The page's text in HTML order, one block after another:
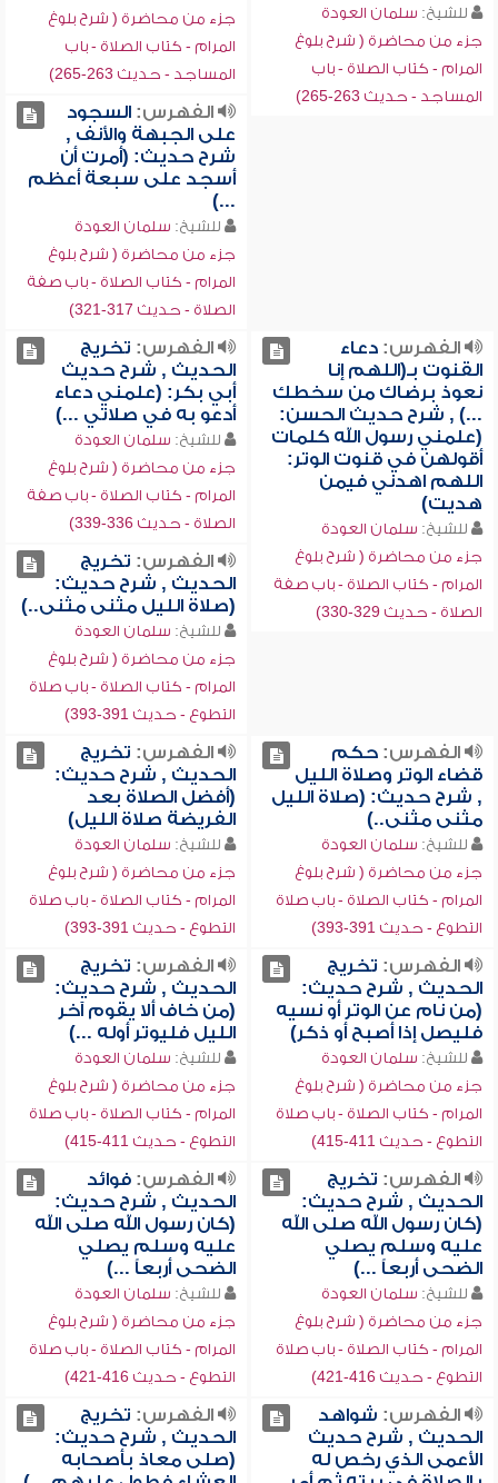
للشيخ: سلمان العودة
جزء من محاضرة ( شرح بلوغ
المرام - كتاب الصلاة - باب
المساجد - حديث 263-265)
جزء من محاضرة ( شرح بلوغ
المرام - كتاب الصلاة - باب
المساجد - حديث 263-265)
الفهرس:السجود
على الجبهة والأنف ,
شرح حديث: (أمرت أن
أسجد على سبعة أعظم
...)
للشيخ: سلمان العودة
جزء من محاضرة ( شرح بلوغ
المرام - كتاب الصلاة - باب صفة
الصلاة - حديث 317-321)
الفهرس:دعاء
القنوت بـ(اللهم إنا
نعوذ برضاك من سخطك
...) , شرح حديث الحسن:
(علمني رسول الله كلمات
أقولهن في قنوت الوتر:
اللهم اهدني فيمن
هديت)
للشيخ: سلمان العودة
جزء من محاضرة ( شرح بلوغ
المرام - كتاب الصلاة - باب صفة
الصلاة - حديث 329-330)
الفهرس: تخريج
الحديث , شرح حديث
أبي بكر: (علمني دعاء
أدعو به في صلاتي ...)
للشيخ: سلمان العودة
جزء من محاضرة ( شرح بلوغ
المرام - كتاب الصلاة - باب صفة
الصلاة - حديث 336-339)
الفهرس: تخريج
الحديث , شرح حديث:
(صلاة الليل مثنى مثنى..)
للشيخ: سلمان العودة
جزء من محاضرة ( شرح بلوغ
المرام - كتاب الصلاة - باب صلاة
التطوع - حديث 391-393)
الفهرس:حكم
قضاء الوتر وصلاة الليل
, شرح حديث: (صلاة الليل
مثنى مثنى..)
للشيخ: سلمان العودة
جزء من محاضرة ( شرح بلوغ
المرام - كتاب الصلاة - باب صلاة
التطوع - حديث 391-393)
الفهرس: تخريج
الحديث , شرح حديث:
(أفضل الصلاة بعد
الفريضة صلاة الليل)
للشيخ: سلمان العودة
جزء من محاضرة ( شرح بلوغ
المرام - كتاب الصلاة - باب صلاة
التطوع - حديث 391-393)
الفهرس: تخريج
الحديث , شرح حديث:
(من نام عن الوتر أو نسيه
فليصل إذا أصبح أو ذكر)
للشيخ: سلمان العودة
جزء من محاضرة ( شرح بلوغ
المرام - كتاب الصلاة - باب صلاة
التطوع - حديث 411-415)
الفهرس: تخريج
الحديث , شرح حديث:
(من خاف ألا يقوم آخر
الليل فليوتر أوله ...)
للشيخ: سلمان العودة
جزء من محاضرة ( شرح بلوغ
المرام - كتاب الصلاة - باب صلاة
التطوع - حديث 411-415)
الفهرس: تخريج
الحديث , شرح حديث:
(كان رسول الله صلى الله
عليه وسلم يصلي
الضحى أربعاً ...)
للشيخ: سلمان العودة
جزء من محاضرة ( شرح بلوغ
المرام - كتاب الصلاة - باب صلاة
التطوع - حديث 416-421)
الفهرس:فوائد
الحديث , شرح حديث:
(كان رسول الله صلى الله
عليه وسلم يصلي
الضحى أربعاً ...)
للشيخ: سلمان العودة
جزء من محاضرة ( شرح بلوغ
المرام - كتاب الصلاة - باب صلاة
التطوع - حديث 416-421)
الفهرس: شواهد
الحديث , شرح حديث
الأعمى الذي رخص له
الفهرس: تخريج
الحديث , شرح حديث:
(صلى معاذ بأصحابه